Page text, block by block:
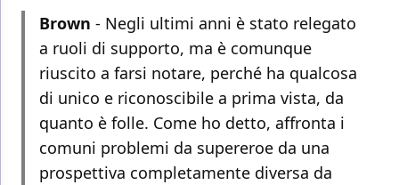
Brown - Negli ultimi anni è stato relegato
a ruoli di supporto, ma è comunque
riuscito a farsi notare, perché ha qualcosa
di unico e riconoscibile a prima vista, da
quanto è folle. Come ho detto, affronta i
comuni problemi da supereroe da una
prospettiva completamente diversa da